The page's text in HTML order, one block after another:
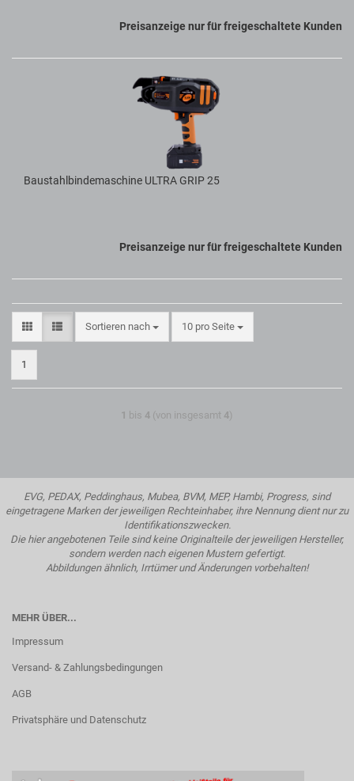
Preisanzeige nur für freigeschaltete Kunden
Baustahlbindemaschine ULTRA GRIP 25
Preisanzeige nur für freigeschaltete Kunden
Sortieren nach 10 pro Seite
1
1 bis 4 (von insgesamt 4)
EVG, PEDAX, Peddinghaus, Mubea, BVM, MEP, Hambi, Progress, sind
eingetragene Marken der jeweiligen Rechteinhaber, ihre Nennung dient nur zu
Identifikationszwecken.
Die hier angebotenen Teile sind keine Originalteile der jeweiligen Hersteller,
sondern werden nach eigenen Mustern gefertigt.
Abbildungen ähnlich, Irrtümer und Änderungen vorbehalten!
MEHR ÜBER...
Impressum
Versand- & Zahlungsbedingungen
AGB
Privatsphäre und Datenschutz